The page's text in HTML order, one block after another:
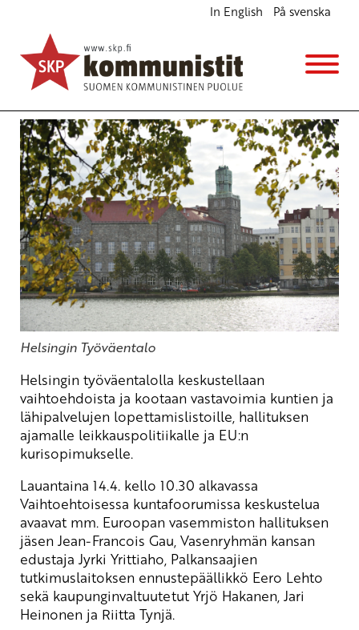
In English På svenska
Vaihtoehtoja leikkauslistoille ja EU-komennolle
Ajankohtaista
13.4.2012 - 9:50
Helsingin Työväentalo
Helsingin työväentalolla keskustellaan
vaihtoehdoista ja kootaan vastavoimia kuntien ja
lähipalvelujen lopettamislistoille, hallituksen
ajamalle leikkauspolitiikalle ja EU:n
kurisopimukselle.
Lauantaina 14.4. kello 10.30 alkavassa
Vaihtoehtoisessa kuntafoorumissa keskustelua
avaavat mm. Euroopan vasemmiston hallituksen
jäsen Jean-Francois Gau, Vasenryhmän kansan
edustaja Jyrki Yrittiaho, Palkansaajien
tutkimuslaitoksen ennustepäällikkö Eero Lehto
sekä kaupunginvaltuutetut Yrjö Hakanen, Jari
Heinonen ja Riitta Tynjä.